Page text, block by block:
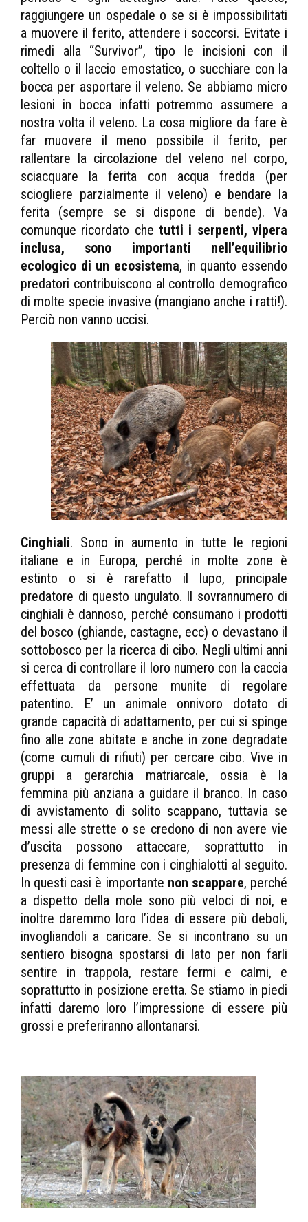
raggiungere un ospedale o se si è impossibilitati
a muovere il ferito, attendere i soccorsi. Evitate i
rimedi alla “Survivor”, tipo le incisioni con il
coltello o il laccio emostatico, o succhiare con la
bocca per asportare il veleno. Se abbiamo micro
lesioni in bocca infatti potremmo assumere a
nostra volta il veleno. La cosa migliore da fare è
far muovere il meno possibile il ferito, per
rallentare la circolazione del veleno nel corpo,
sciacquare la ferita con acqua fredda (per
sciogliere parzialmente il veleno) e bendare la
ferita (sempre se si dispone di bende). Va
comunque ricordato che tutti i serpenti, vipera
inclusa, sono importanti nell’equilibrio
ecologico di un ecosistema, in quanto essendo
predatori contribuiscono al controllo demografico
di molte specie invasive (mangiano anche i ratti!).
Perciò non vanno uccisi.
Cinghiali. Sono in aumento in tutte le regioni
italiane e in Europa, perché in molte zone è
estinto o si è rarefatto il lupo, principale
predatore di questo ungulato. Il sovrannumero di
cinghiali è dannoso, perché consumano i prodotti
del bosco (ghiande, castagne, ecc) o devastano il
sottobosco per la ricerca di cibo. Negli ultimi anni
si cerca di controllare il loro numero con la caccia
effettuata da persone munite di regolare
patentino. E’ un animale onnivoro dotato di
grande capacità di adattamento, per cui si spinge
fino alle zone abitate e anche in zone degradate
(come cumuli di rifiuti) per cercare cibo. Vive in
gruppi a gerarchia matriarcale, ossia è la
femmina più anziana a guidare il branco. In caso
di avvistamento di solito scappano, tuttavia se
messi alle strette o se credono di non avere vie
d’uscita possono attaccare, soprattutto in
presenza di femmine con i cinghialotti al seguito.
In questi casi è importante non scappare, perché
a dispetto della mole sono più veloci di noi, e
inoltre daremmo loro l’idea di essere più deboli,
invogliandoli a caricare. Se si incontrano su un
sentiero bisogna spostarsi di lato per non farli
sentire in trappola, restare fermi e calmi, e
soprattutto in posizione eretta. Se stiamo in piedi
infatti daremo loro l’impressione di essere più
grossi e preferiranno allontanarsi.